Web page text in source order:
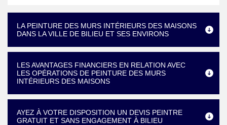
LA PEINTURE DES MURS INTÉRIEURS DES MAISONS
DANS LA VILLE DE BILIEU ET SES ENVIRONS
LES AVANTAGES FINANCIERS EN RELATION AVEC
LES OPÉRATIONS DE PEINTURE DES MURS
INTÉRIEURS DES MAISONS
AYEZ À VOTRE DISPOSITION UN DEVIS PEINTRE
GRATUIT ET SANS ENGAGEMENT À BILIEU